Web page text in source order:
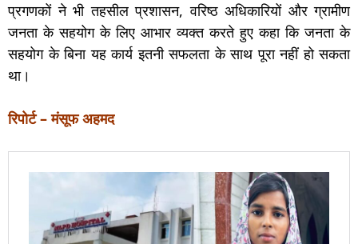
प्रगणकों ने भी तहसील प्रशासन, वरिष्ठ अधिकारियों और ग्रामीण
जनता के सहयोग के लिए आभार व्यक्त करते हुए कहा कि जनता के
सहयोग के बिना यह कार्य इतनी सफलता के साथ पूरा नहीं हो सकता
था।
रिपोर्ट – मंसूफ अहमद